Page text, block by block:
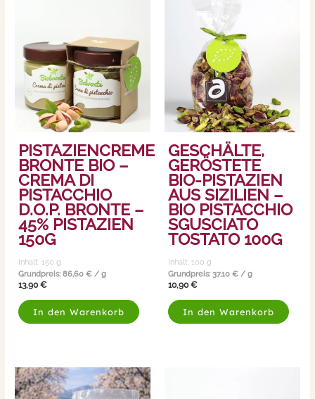
PISTAZIENCREME
BRONTE BIO –
CREMA DI
PISTACCHIO
D.O.P. BRONTE –
45% PISTAZIEN
150G
Inhalt: 150g
Grundpreis:86,60€ /g
13,90€
In den Warenkorb
GESCHÄLTE,
GERÖSTETE
BIO-PISTAZIEN
AUS SIZILIEN –
BIO PISTACCHIO
SGUSCIATO
TOSTATO 100G
Inhalt: 100 g
Grundpreis: 37,10 € / g
10,90€
In den Warenkorb